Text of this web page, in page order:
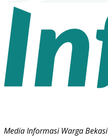
Media Informasi Warga Bekasi